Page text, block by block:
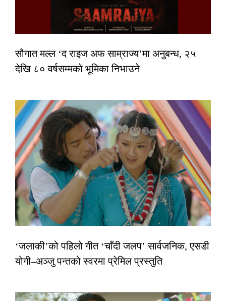
सौगात मल्ल ‘द राइज अफ साम्राज्य’मा अनुबन्ध, २५
देखि ८० वर्षसम्मको भूमिका निभाउने
‘जलाकी’को पहिलो गीत ‘चाँदी जलप’ सार्वजनिक, एसडी
योगी–अञ्जु पन्तको स्वरमा प्रेमिल प्रस्तुति